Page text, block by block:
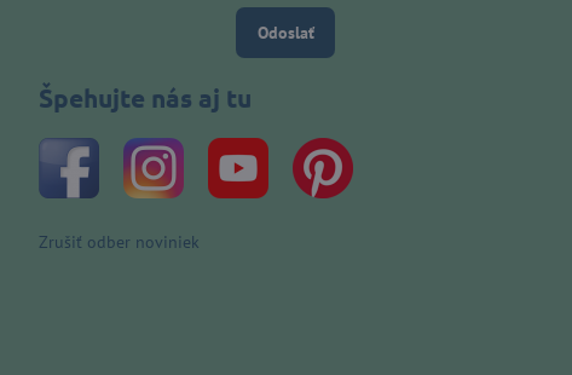
Odoslať
Špehujte nás aj tu
Zrušiť odber noviniek